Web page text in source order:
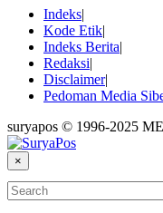
Indeks
Kode Etik
Indeks Berita
Redaksi
Disclaimer
Pedoman Media
suryapos © 1996-2025
×